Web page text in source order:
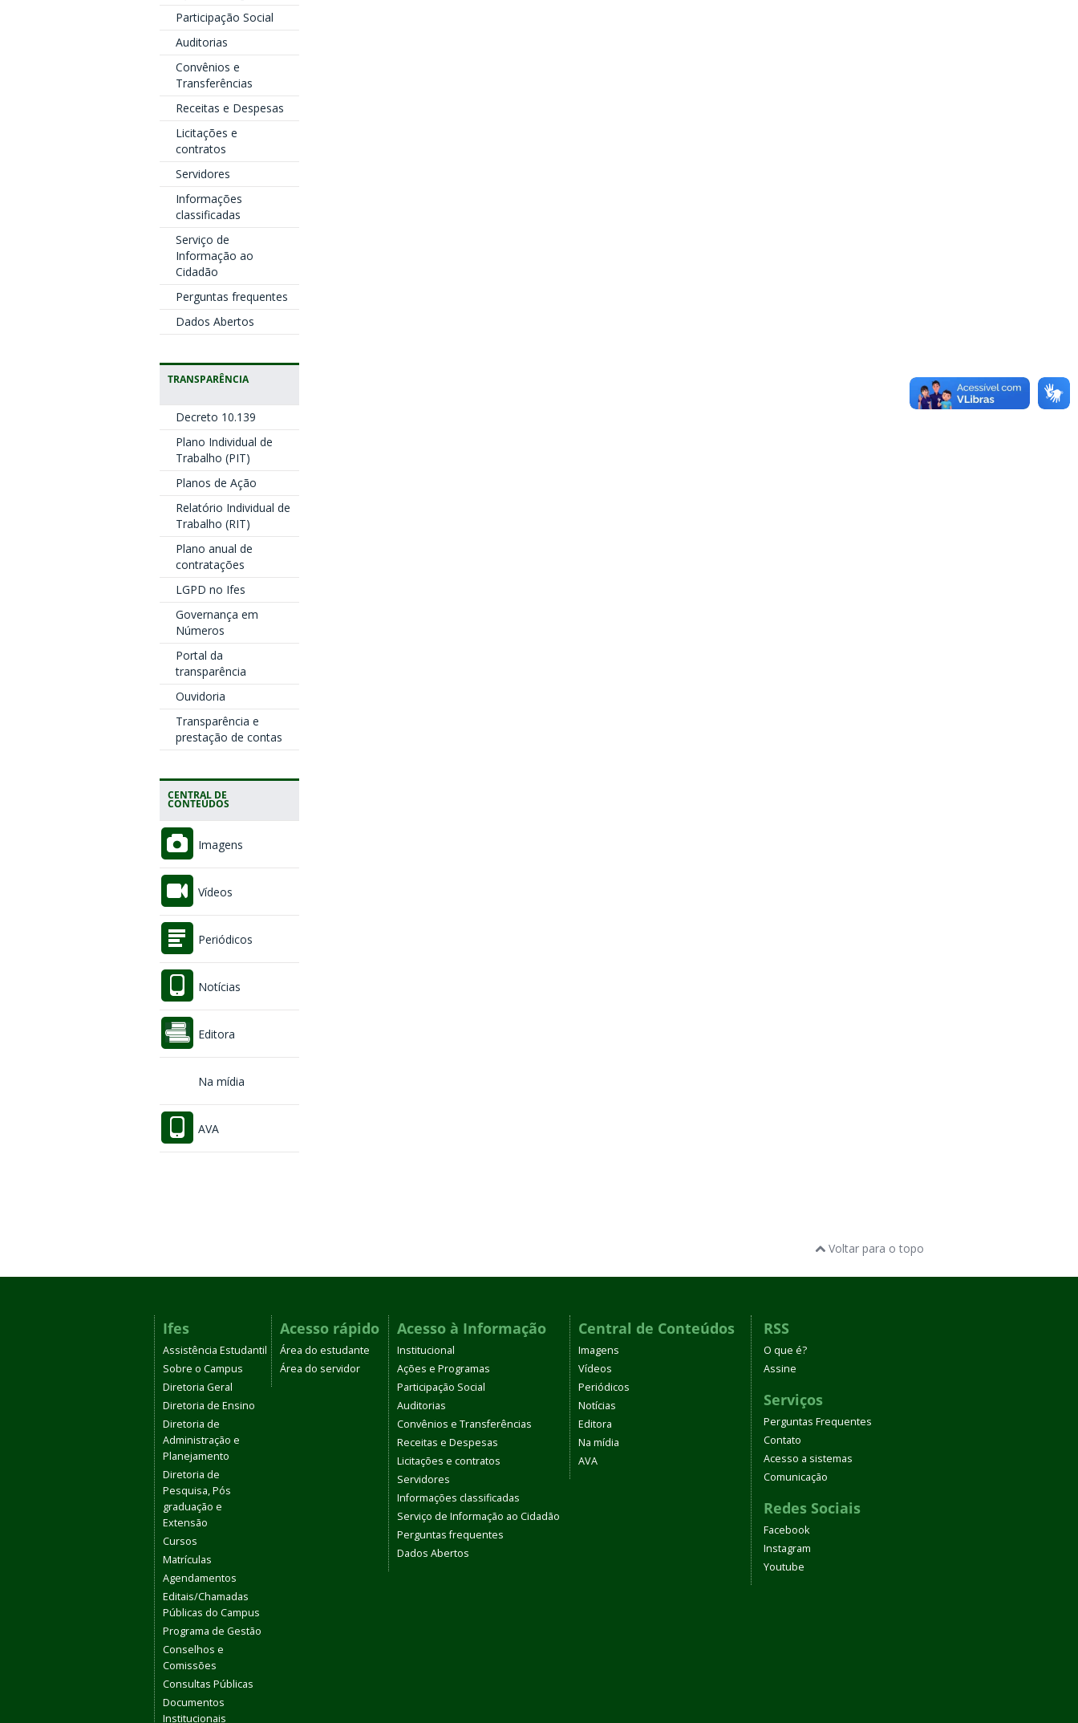
Participação Social
Auditorias
Convênios e
Transferências
Receitas e Despesas
Licitações e
contratos
Servidores
Informações
classificadas
Serviço de
Informação ao
Cidadão
Perguntas frequentes
Dados Abertos
TRANSPARÊNCIA
Decreto 10.139
Plano Individual de
Trabalho (PIT)
Planos de Ação
Relatório Individual de
Trabalho (RIT)
Plano anual de
contratações
LGPD no Ifes
Governança em
Números
Portal da
transparência
Ouvidoria
Transparência e
prestação de contas
CENTRAL DE
CONTEÚDOS
Imagens
Vídeos
Periódicos
Notícias
Editora
Na mídia
AVA
Voltar para o topo
Ifes
Assistência Estudantil
Sobre o Campus
Diretoria Geral
Diretoria de Ensino
Diretoria de
Administração e
Planejamento
Diretoria de
Pesquisa, Pós
graduação e
Extensão
Cursos
Matrículas
Agendamentos
Editais/Chamadas
Públicas do Campus
Programa de Gestão
Conselhos e
Comissões
Consultas Públicas
Documentos
Institucionais
Acesso rápido
Área do estudante
Área do servidor
Acesso à Informação
Institucional
Ações e Programas
Participação Social
Auditorias
Convênios e Transferências
Receitas e Despesas
Licitações e contratos
Servidores
Informações classificadas
Serviço de Informação ao Cidadão
Perguntas frequentes
Dados Abertos
Central de Conteúdos
Imagens
Vídeos
Periódicos
Notícias
Editora
Na mídia
AVA
RSS
O que é?
Assine
Serviços
Perguntas Frequentes
Contato
Acesso a sistemas
Comunicação
Redes Sociais
Facebook
Instagram
Youtube